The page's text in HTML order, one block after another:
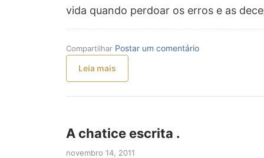
vida quando perdoar os erros e as
Compartilhar Postar um comentário
Leia mais
A chatice escrita .
novembro 14, 2011